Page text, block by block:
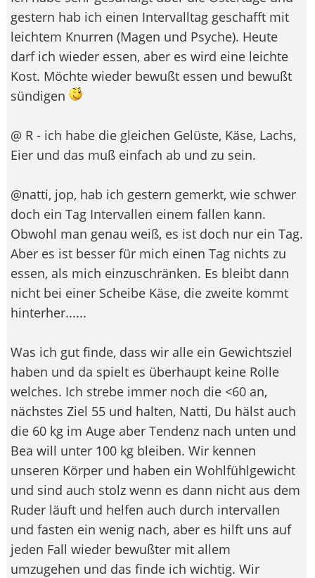
gestern hab ich einen Intervalltag geschafft mit
leichtem Knurren (Magen und Psyche). Heute
darf ich wieder essen, aber es wird eine leichte
Kost. Möchte wieder bewußt essen und bewußt
sündigen
@ R - ich habe die gleichen Gelüste, Käse, Lachs,
Eier und das muß einfach ab und zu sein.
@natti, jop, hab ich gestern gemerkt, wie schwer
doch ein Tag Intervallen einem fallen kann.
Obwohl man genau weiß, es ist doch nur ein Tag.
Aber es ist besser für mich einen Tag nichts zu
essen, als mich einzuschränken. Es bleibt dann
nicht bei einer Scheibe Käse, die zweite kommt
hinterher......
Was ich gut finde, dass wir alle ein Gewichtsziel
haben und da spielt es überhaupt keine Rolle
welches. Ich strebe immer noch die <60 an,
nächstes Ziel 55 und halten, Natti, Du hälst auch
die 60 kg im Auge aber Tendenz nach unten und
Bea will unter 100 kg bleiben. Wir kennen
unseren Körper und haben ein Wohlfühlgewicht
und sind auch stolz wenn es dann nicht aus dem
Ruder läuft und helfen auch durch intervallen
und fasten ein wenig nach, aber es hilft uns auf
jeden Fall wieder bewußter mit allem
umzugehen und das finde ich wichtig. Wir